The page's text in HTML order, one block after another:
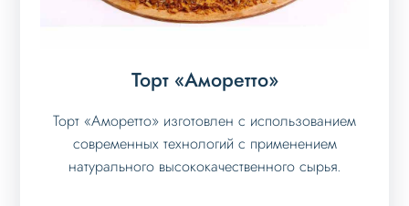
Торт «Аморетто»
Торт «Аморетто» изготовлен с использованием
современных технологий с применением
натурального высококачественного сырья.